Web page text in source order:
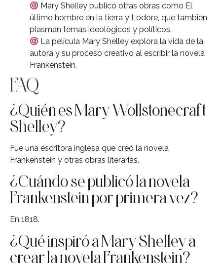
Mary Shelley publicó otras obras como El
último hombre en la tierra y Lodore, que también
plasman temas ideológicos y políticos.
La película Mary Shelley explora la vida de la
autora y su proceso creativo al escribir la novela
Frankenstein.
FAQ
¿Quién es Mary Wollstonecraft
Shelley?
Fue una escritora inglesa que creó la novela
Frankenstein y otras obras literarias.
¿Cuándo se publicó la novela
Frankenstein por primera vez?
En 1818.
¿Qué inspiró a Mary Shelley a
crear la novela Frankenstein?